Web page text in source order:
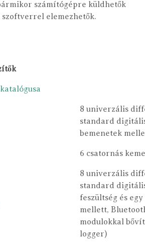
számítógépre küldhetők
szoftverrel elemezhetők.
8 univerzális
standard
bemenetek
6 csatornás
8 univerzális
standard
feszültség és
mellett,
modulokkal
logger)